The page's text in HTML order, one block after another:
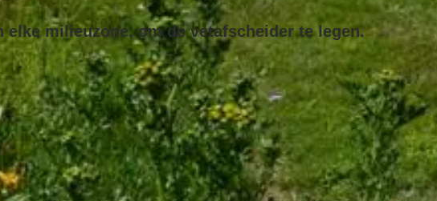
milieuzone, om de vetafscheider te legen.